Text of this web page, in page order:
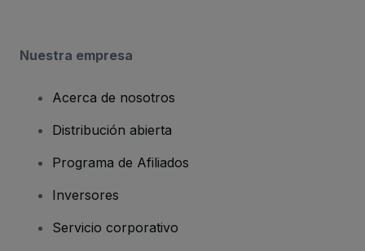
Nuestra empresa
Acerca de nosotros
Distribución abierta
Programa de Afiliados
Inversores
Servicio corporativo